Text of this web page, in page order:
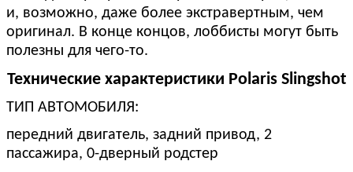
и, возможно, даже более экстравертным, чем
оригинал. В конце концов, лоббисты могут быть
полезны для чего-то.
Технические характеристики Polaris Slingshot
ТИП АВТОМОБИЛЯ:
передний двигатель, задний привод, 2
пассажира, 0-дверный родстер